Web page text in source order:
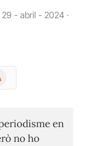
29 - abril - 2024 ·
en
no ho